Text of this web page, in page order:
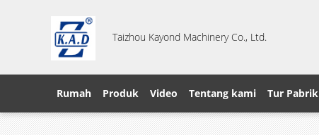
Taizhou Kayond Machinery Co., Ltd.
Rumah Produk Video Tentang kami Tur Pabrik